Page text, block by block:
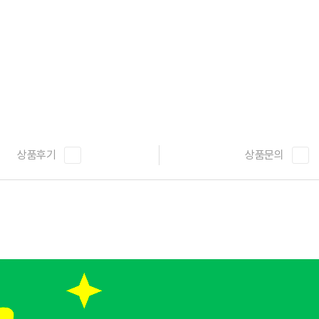
상품후기 상품문의